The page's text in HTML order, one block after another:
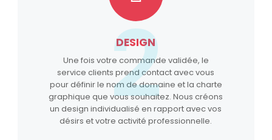
DESIGN
Une fois votre commande validée, le
service clients prend contact avec vous
pour définir le nom de domaine et la charte
graphique que vous souhaitez. Nous créons
un design individualisé en rapport avec vos
désirs et votre activité professionnelle.
2